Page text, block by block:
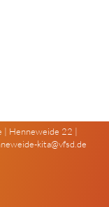
| Henneweide 22 |
kita@vfsd.de